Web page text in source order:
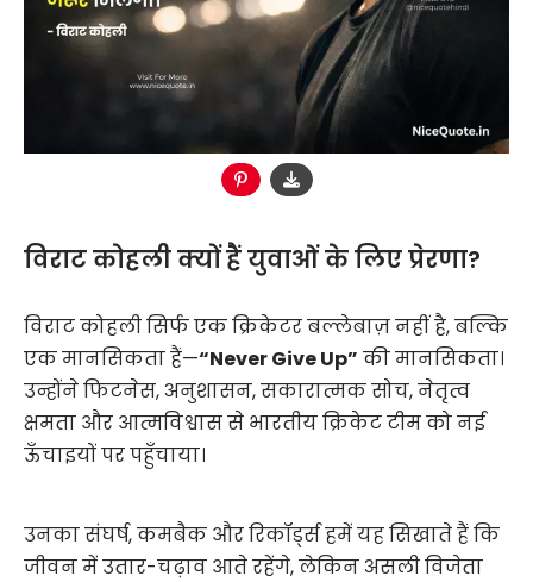
विराट कोहली क्यों हैं युवाओं के लिए प्रेरणा?
विराट कोहली सिर्फ एक क्रिकेटर बल्लेबाज़ नहीं है, बल्कि
एक मानसिकता हैं—“Never Give Up” की मानसिकता।
उन्होंने फिटनेस, अनुशासन, सकारात्मक सोच, नेतृत्व
क्षमता और आत्मविश्वास से भारतीय क्रिकेट टीम को नई
ऊँचाइयों पर पहुँचाया।
उनका संघर्ष, कमबैक और रिकॉर्ड्स हमें यह सिखाते हैं कि
जीवन में उतार-चढ़ाव आते रहेंगे, लेकिन असली विजेता